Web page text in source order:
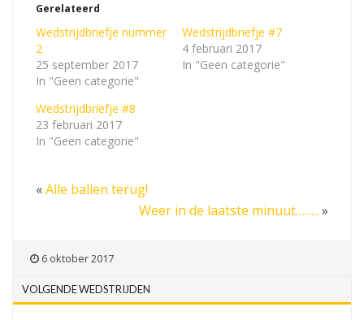
Gerelateerd
Wedstrijdbriefje nummer
2
25 september 2017
In "Geen categorie"
Wedstrijdbriefje #7
4 februari 2017
In "Geen categorie"
Wedstrijdbriefje #8
23 februari 2017
In "Geen categorie"
«Alle ballen terug!
Weer in de laatste minuut…….. »
6 oktober 2017
VOLGENDE WEDSTRIJDEN